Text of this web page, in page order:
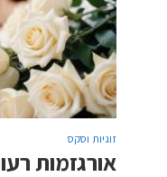
זוגיות וסקס
אורגזמות